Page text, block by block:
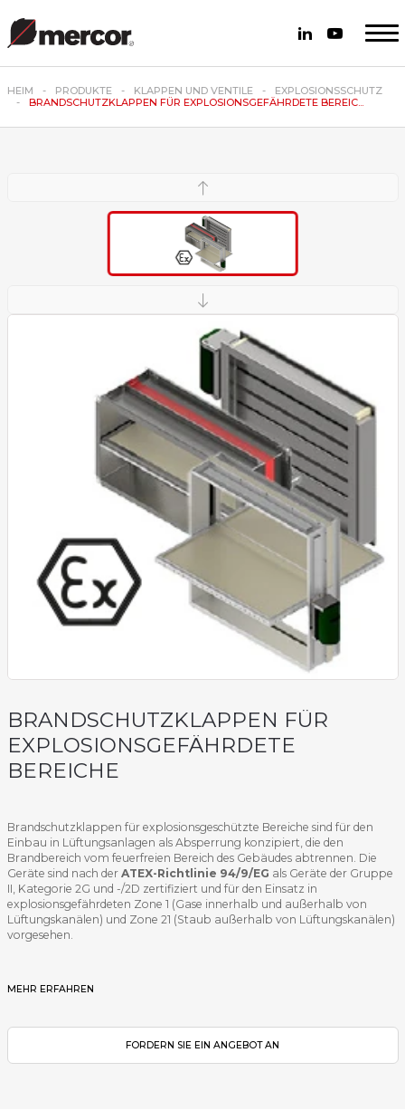
HEIM PRODUKTE KLAPPEN UND VENTILE
EXPLOSIONSSCHUTZ
BRANDSCHUTZKLAPPEN FÜR EXPLOSIONSGEFÄHRDETE BEREIC...
BRANDSCHUTZKLAPPEN FÜR
EXPLOSIONSGEFÄHRDETE
BEREICHE
Brandschutzklappen für explosionsgeschützte Bereiche sind für den
Einbau in Lüftungsanlagen als Absperrung konzipiert, die den
Brandbereich vom feuerfreien Bereich des Gebäudes abtrennen. Die
Geräte sind nach der ATEX-Richtlinie 94/9/EG als Geräte der Gruppe
II, Kategorie 2G und -/2D zertifiziert und für den Einsatz in
explosionsgefährdeten Zone 1 (Gase innerhalb und außerhalb von
Lüftungskanälen) und Zone 21 (Staub außerhalb von Lüftungskanälen)
vorgesehen.
MEHR ERFAHREN
FORDERN SIE EIN ANGEBOT AN